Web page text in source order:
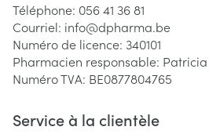
Téléphone: 056 41 36 81
Courriel: info@dpharma.be
Numéro de licence: 340101
Pharmacien responsable:
Numéro TVA: BE0877804765
Service à la clientèle